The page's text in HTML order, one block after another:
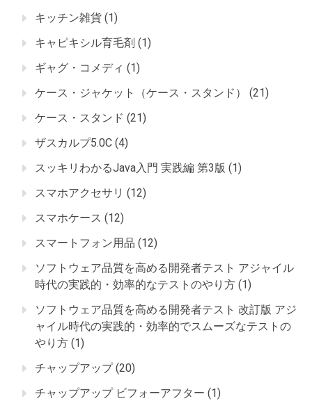
キッチン雑貨 (1)
キャピキシル育毛剤 (1)
ギャグ・コメディ (1)
ケース・ジャケット（ケース・スタンド）
(21)
ケース・スタンド (21)
ザスカルプ5.0C (4)
スッキリわかるJava入門 実践編 第3版 (1)
スマホアクセサリ (12)
スマホケース (12)
スマートフォン用品 (12)
ソフトウェア品質を高める開発者テスト アジャイル
時代の実践的・効率的なテストのやり方 (1)
ソフトウェア品質を高める開発者テスト 改訂版 アジ
ャイル時代の実践的・効率的でスムーズなテストの
やり方 (1)
チャップアップ(20)
チャップアップ ビフォーアフター (1)